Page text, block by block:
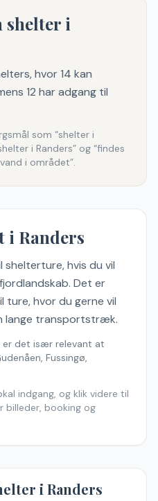
shelter i
hvor 14 kan
12 har adgang til
som “shelter i
i Randers” og “findes
i området”.
i Randers
hvis du vil
Det er
hvor du gerne vil
lange transportstræk.
er det især relevant at
Fussingø,
indgang, og klik videre til
billeder, booking og
i Randers